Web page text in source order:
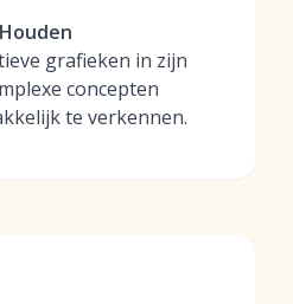
grafieken in zijn
concepten
te verkennen.